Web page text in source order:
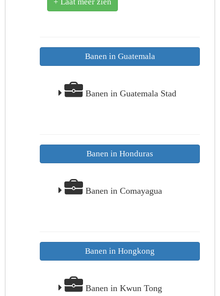
Banen in Guatemala
Banen in Guatemala Stad
Banen in Honduras
Banen in Comayagua
Banen in Hongkong
Banen in Kwun Tong